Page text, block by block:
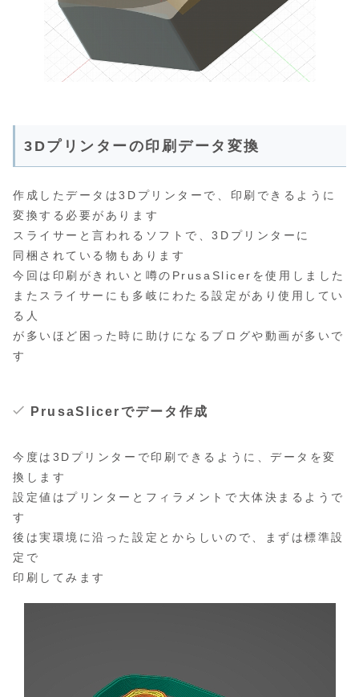
3Dプリンターの印刷データ変換
作成したデータは3Dプリンターで、印刷できるように
変換する必要があります
スライサーと言われるソフトで、3Dプリンターに
同梱されている物もあります
今回は印刷がきれいと噂のPrusaSlicerを使用しました
またスライサーにも多岐にわたる設定があり使用してい
る人
が多いほど困った時に助けになるブログや動画が多いで
す
PrusaSlicerでデータ作成
今度は3Dプリンターで印刷できるように、データを変
換します
設定値はプリンターとフィラメントで大体決まるようで
す
後は実環境に沿った設定とからしいので、まずは標準設
定で
印刷してみます